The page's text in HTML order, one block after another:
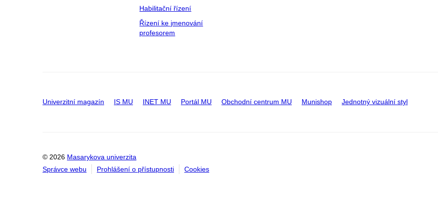
Habilitační řízení
Řízení ke jmenování
profesorem
Univerzitní magazín IS MU INET MU Portál MU Obchodní centrum MU Munishop Jednotný vizuální styl
© 2026 Masarykova univerzita
Správce webu
Prohlášení o přístupnosti Cookies